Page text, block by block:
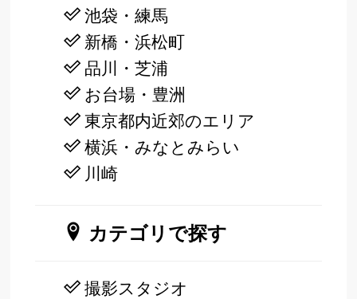
池袋・練馬
新橋・浜松町
品川・芝浦
お台場・豊洲
東京都内近郊のエリア
横浜・みなとみらい
川崎
カテゴリで探す
撮影スタジオ